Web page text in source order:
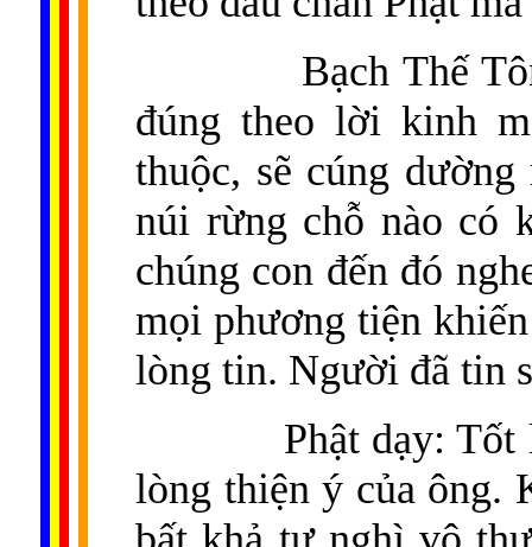
Bạch Thế
đúng theo lời kinh
thuộc, sẽ cúng
núi rừng chỗ nào có
chúng con đến đó
mọi phương tiện
lòng tin. Người đã tin
Phật dạy:
lòng thiện ý của ông.